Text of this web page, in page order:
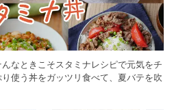
なときこそスタミナレシピで元気をチ
使う丼をガッツリ食べて、夏バテを吹